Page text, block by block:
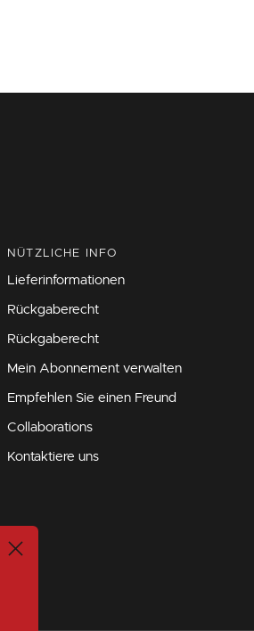
NÜTZLICHE INFO
Lieferinformationen
Rückgaberecht
Rückgaberecht
Mein Abonnement verwalten
Empfehlen Sie einen Freund
Collaborations
Kontaktiere uns